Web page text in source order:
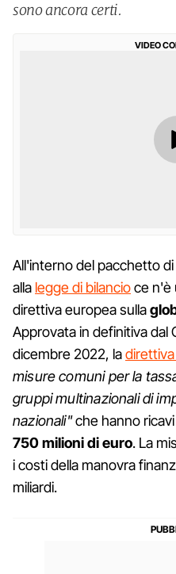
sono ancora certi.
VIDEO
All'interno del pacchetto
alla legge di bilancioce n'è
direttiva europea sulla
Approvata in definitiva dal
dicembre 2022, la
misure comuni per la
gruppi multinazionali di
nazionali"che hanno
750 milioni di euro. La
i costi della manovra
miliardi.